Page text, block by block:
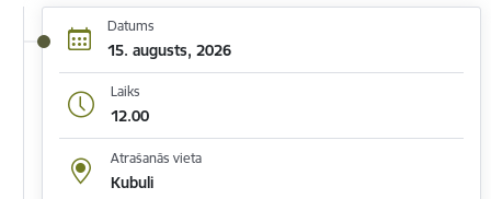
Datums
15. augusts, 2026
Laiks
12.00
Atrašanās vieta
Kubuli